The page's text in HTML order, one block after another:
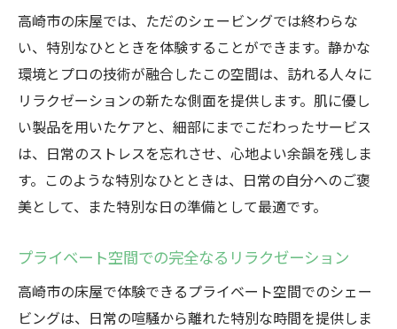
高崎市の床屋では、ただのシェービングでは終わらな
い、特別なひとときを体験することができます。静かな
環境とプロの技術が融合したこの空間は、訪れる人々に
リラクゼーションの新たな側面を提供します。肌に優し
い製品を用いたケアと、細部にまでこだわったサービス
は、日常のストレスを忘れさせ、心地よい余韻を残しま
す。このような特別なひとときは、日常の自分へのご褒
美として、また特別な日の準備として最適です。
プライベート空間での完全なるリラクゼーション
高崎市の床屋で体験できるプライベート空間でのシェー
ビングは、日常の喧騒から離れた特別な時間を提供しま